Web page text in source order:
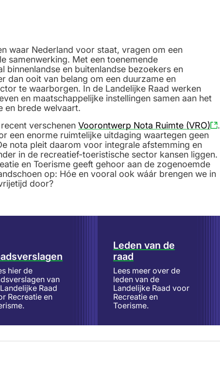
waar Nederland voor staat, vragen om een
samenwerking. Met een toenemende
binnenlandse en buitenlandse bezoekers en
dan ooit van belang om een duurzame en
te waarborgen. In de Landelijke Raad werken
en maatschappelijke instellingen samen aan het
en brede welvaart.
verschenen Voorontwerp Nota Ruimte (VRO)
.
een enorme ruimtelijke uitdaging waartegen geen
nota pleit daarom voor integrale afstemming en
in de recreatief-toeristische sector kansen liggen.
en Toerisme geeft gehoor aan de zogenoemde
op: Hóe en vooral ook wáár brengen we in
door?
hier de
van
Raad
Recreatie en
Leden van de
raad
Lees meer over de
leden van de
Landelijke Raad voor
Recreatie en
Toerisme.